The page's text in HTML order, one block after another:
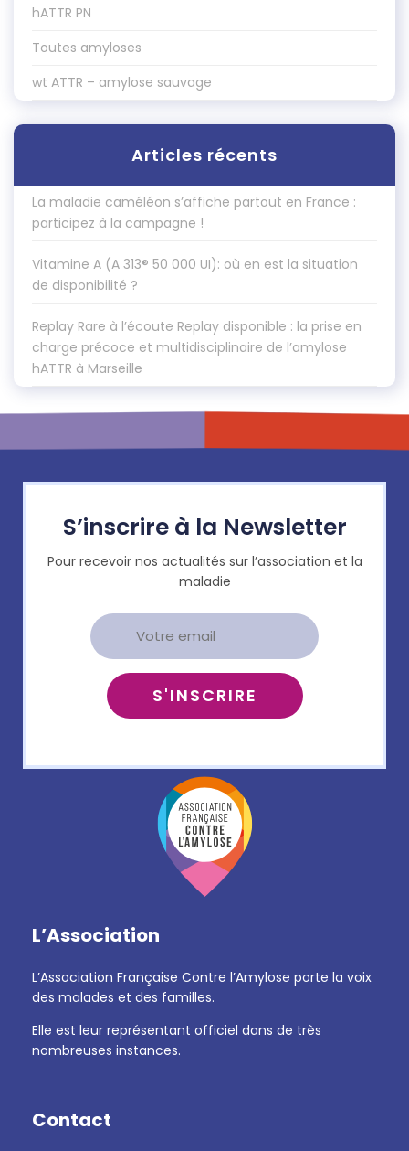
hATTR PN
Toutes amyloses
wt ATTR – amylose sauvage
Articles récents
La maladie caméléon s’affiche partout en France :
participez à la campagne !
Vitamine A (A 313® 50 000 UI): où en est la situation
de disponibilité ?
Replay Rare à l’écoute Replay disponible : la prise en
charge précoce et multidisciplinaire de l’amylose
hATTR à Marseille
S’inscrire à la Newsletter
Pour recevoir nos actualités sur l’association et la
maladie
L’Association
L’Association Française Contre l’Amylose porte la voix
des malades et des familles.
Elle est leur représentant officiel dans de très
nombreuses instances.
Contact